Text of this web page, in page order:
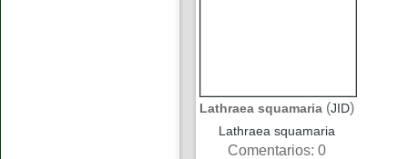
Lathraea squamaria (JID)
Lathraea squamaria
Comentarios: 0